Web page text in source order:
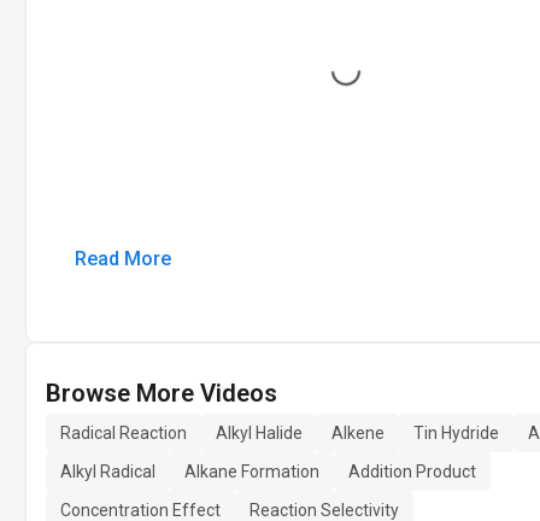
Loading...
Read More
Browse More Videos
Radical Reaction Alkyl Halide Alkene Tin Hydride
Alkyl Radical
Alkane Formation
Addition Product
Concentration Effect
Reaction Selectivity